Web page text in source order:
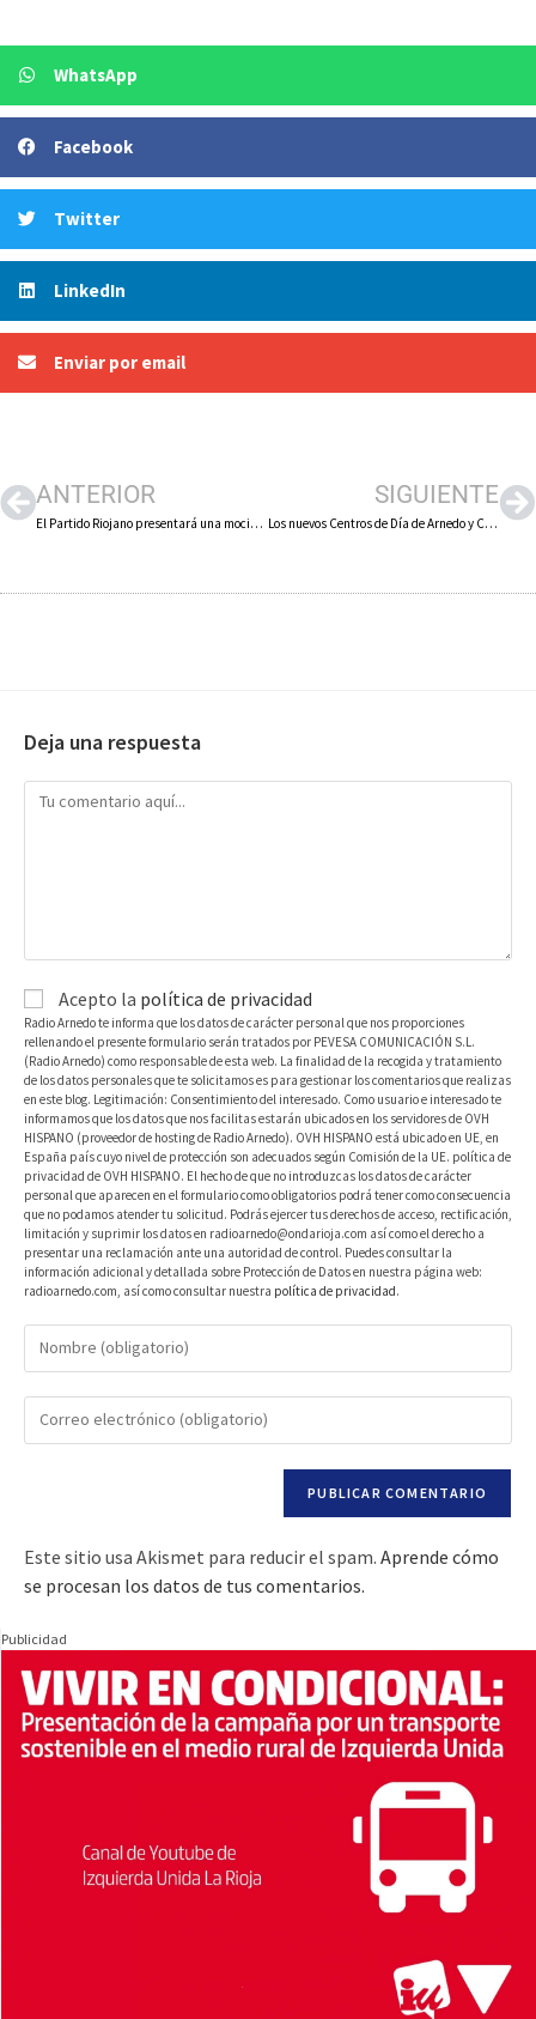
WhatsApp
Facebook
Twitter
LinkedIn
Enviar por email
ANTERIOR
El Partido Riojano presentará una moción al pleno municipal para pedir la construcción de un nuevo centro de Educación Infantil en Arnedo
SIGUIENTE
Los nuevos Centros de Día de Arnedo y Calahorra podrían abrir sus puertas a finales de 2025
Deja una respuesta
Acepto la política de privacidad
Radio Arnedo te informa que los datos de carácter personal que nos proporciones
rellenando el presente formulario serán tratados por PEVESA COMUNICACIÓN S.L.
(Radio Arnedo) como responsable de esta web. La finalidad de la recogida y tratamiento
de los datos personales que te solicitamos es para gestionar los comentarios que realizas
en este blog. Legitimación: Consentimiento del interesado. Como usuario e interesado te
informamos que los datos que nos facilitas estarán ubicados en los servidores de OVH
HISPANO (proveedor de hosting de Radio Arnedo). OVH HISPANO está ubicado en UE, en
España país cuyo nivel de protección son adecuados según Comisión de la UE. política de
privacidad de OVH HISPANO. El hecho de que no introduzcas los datos de carácter
personal que aparecen en el formulario como obligatorios podrá tener como consecuencia
que no podamos atender tu solicitud. Podrás ejercer tus derechos de acceso, rectificación,
limitación y suprimir los datos en radioarnedo@ondarioja.com así como el derecho a
presentar una reclamación ante una autoridad de control. Puedes consultar la
información adicional y detallada sobre Protección de Datos en nuestra página web:
radioarnedo.com, así como consultar nuestra política de privacidad.
Este sitio usa Akismet para reducir el spam. Aprende cómo
se procesan los datos de tus comentarios.
Publicidad